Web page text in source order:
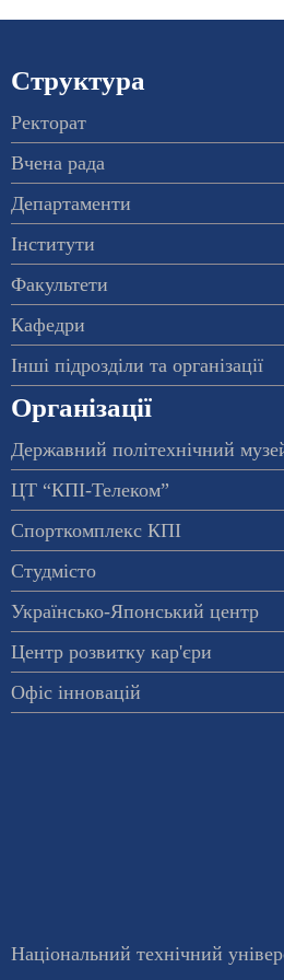
Структура
Ректорат
Вчена рада
Департаменти
Інститути
Факультети
Кафедри
Інші підрозділи та організації
Організації
Державний політехнічний
ЦТ “КПІ-Телеком”
Спорткомплекс КПІ
Студмісто
Українсько-Японський центр
Центр розвитку кар'єри
Офіс інновацій
Національний технічний